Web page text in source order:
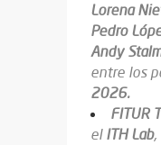
Lorena
Pedro
Andy
entre los
2026.
FITUR
el ITH Lab,